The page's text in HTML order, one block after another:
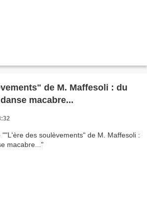
de M. Maffesoli : du
macabre...